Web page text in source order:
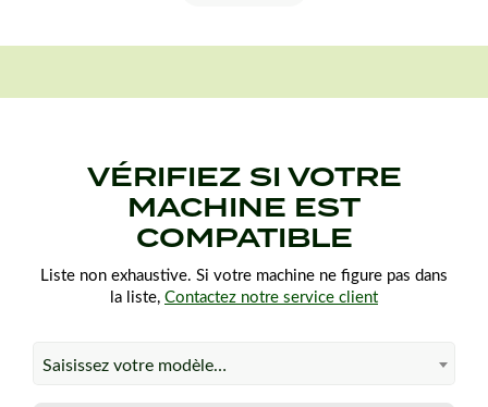
VÉRIFIEZ SI VOTRE
MACHINE EST
COMPATIBLE
Liste non exhaustive. Si votre machine ne figure pas dans
la liste, Contactez notre service client
Saisissez votre modèle…